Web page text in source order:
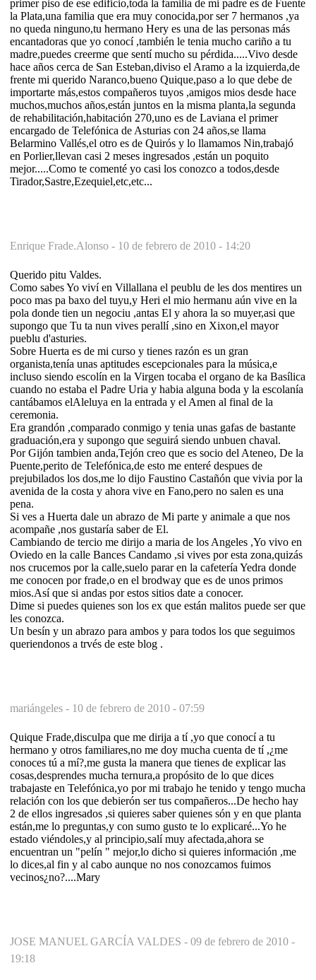
primer piso de ese edificio,toda la familia de mi padre es de Fuente
la Plata,una familia que era muy conocida,por ser 7 hermanos ,ya
no queda ninguno,tu hermano Hery es una de las personas más
encantadoras que yo conocí ,también le tenia mucho cariño a tu
madre,puedes creerme que sentí mucho su pérdida.....Vivo desde
hace años cerca de San Esteban,diviso el Aramo a la izquierda,de
frente mi querido Naranco,bueno Quique,paso a lo que debe de
importarte más,estos compañeros tuyos ,amigos mios desde hace
muchos,muchos años,están juntos en la misma planta,la segunda
de rehabilitación,habitación 270,uno es de Laviana el primer
encargado de Telefónica de Asturias con 24 años,se llama
Belarmino Vallés,el otro es de Quirós y lo llamamos Nin,trabajó
en Porlier,llevan casi 2 meses ingresados ,están un poquito
mejor.....Como te comenté yo casi los conozco a todos,desde
Tirador,Sastre,Ezequiel,etc,etc...
Enrique Frade.Alonso - 10 de febrero de 2010 - 14:20
Querido pitu Valdes.
Como sabes Yo viví en Villallana el peublu de les dos mentires un
poco mas pa baxo del tuyu,y Heri el mio hermanu aún vive en la
pola donde tien un negociu ,antas El y ahora la so muyer,asi que
supongo que Tu ta nun vives perallí ,sino en Xixon,el mayor
pueblu d'asturies.
Sobre Huerta es de mi curso y tienes razón es un gran
organista,tenía unas aptitudes escepcionales para la música,e
incluso siendo escolín en la Virgen tocaba el organo de ka Basílica
cuando no estaba el Padre Uria y habia alguna boda y la escolanía
cantábamos elAleluya en la entrada y el Amen al final de la
ceremonia.
Era grandón ,comparado conmigo y tenia unas gafas de bastante
graduación,era y supongo que seguirá siendo unbuen chaval.
Por Gijón tambien anda,Tejón creo que es socio del Ateneo, De la
Puente,perito de Telefónica,de esto me enteré despues de
prejubilados los dos,me lo dijo Faustino Castañón que vivia por la
avenida de la costa y ahora vive en Fano,pero no salen es una
pena.
Si ves a Huerta dale un abrazo de Mi parte y animale a que nos
acompañe ,nos gustaría saber de El.
Cambiando de tercio me dirijo a maria de los Angeles ,Yo vivo en
Oviedo en la calle Bances Candamo ,si vives por esta zona,quizás
nos crucemos por la calle,suelo parar en la cafetería Yedra donde
me conocen por frade,o en el brodway que es de unos primos
mios.Así que si andas por estos sitios date a conocer.
Dime si puedes quienes son los ex que están malitos puede ser que
les conozca.
Un besín y un abrazo para ambos y para todos los que seguimos
queriendonos a trvés de este blog .
mariángeles - 10 de febrero de 2010 - 07:59
Quique Frade,disculpa que me dirija a tí ,yo que conocí a tu
hermano y otros familiares,no me doy mucha cuenta de tí ,¿me
conoces tú a mí?,me gusta la manera que tienes de explicar las
cosas,desprendes mucha ternura,a propósito de lo que dices
trabajaste en Telefónica,yo por mi trabajo he tenido y tengo mucha
relación con los que debierón ser tus compañeros...De hecho hay
2 de ellos ingresados ,si quieres saber quienes són y en que planta
están,me lo preguntas,y con sumo gusto te lo explicaré...Yo he
estado viéndoles,y al principio,salí muy afectada,ahora se
encuentran un "pelín " mejor,lo dicho si quieres información ,me
lo dices,al fin y al cabo aunque no nos conozcamos fuimos
vecinos¿no?....Mary
JOSE MANUEL GARCÍA VALDES - 09 de febrero de 2010 -
19:18